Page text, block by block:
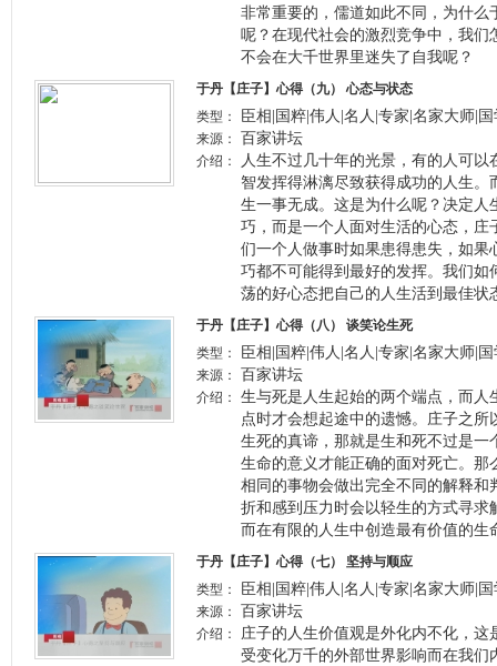
非常重要的，儒道如此不同，为什么
呢？在现代社会的激烈竞争中，我们
不会在大千世界里迷失了自我呢？
于丹【庄子】心得（九） 心态与状态
类型：
臣相|国粹|伟人|名人|专家|名家大师|
来源： 百家讲坛
介绍：
人生不过几十年的光景，有的人可
智发挥得淋漓尽致获得成功的人生
生一事无成。这是为什么呢？决定人
巧，而是一个人面对生活的心态，庄
们一个人做事时如果患得患失，如果
巧都不可能得到最好的发挥。我们如
荡的好心态把自己的人生活到最佳状
于丹【庄子】心得（八） 谈笑论生死
类型：
臣相|国粹|伟人|名人|专家|名家大师|
来源： 百家讲坛
介绍：
生与死是人生起始的两个端点，而人
点时才会想起途中的遗憾。庄子之
生死的真谛，那就是生和死不过是一
生命的意义才能正确的面对死亡。那
相同的事物会做出完全不同的解释和
折和感到压力时会以轻生的方式寻求
而在有限的人生中创造最有价值的生
于丹【庄子】心得（七） 坚持与顺应
类型：
臣相|国粹|伟人|名人|专家|名家大师|
来源： 百家讲坛
介绍：
庄子的人生价值观是外化内不化，
受变化万千的外部世界影响而在我们